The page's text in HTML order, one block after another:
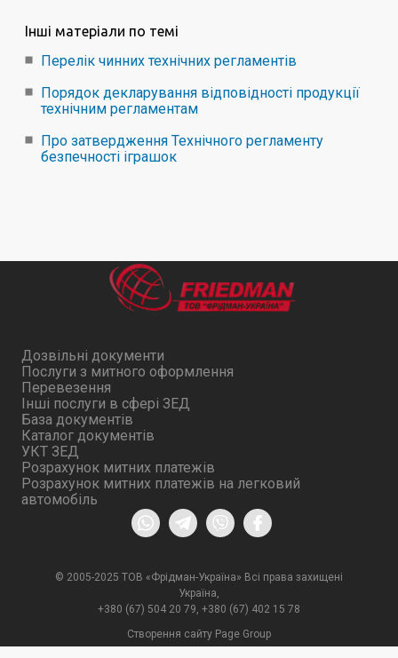
Інші матеріали по темі
Перелік чинних технічних регламентів
Порядок декларування відповідності продукції
технічним регламентам
Про затвердження Технiчного регламенту
безпечностi iграшок
Дозвільні документи
Послуги з митного оформлення
Перевезення
Інші послуги в сфері ЗЕД
База документів
Каталог документів
УКТ ЗЕД
Розрахунок митних платежів
Розрахунок митних платежів на легковий
автомобіль
© 2005-2025 ТОВ «Фрідман-Україна» Всі права захищені
Україна,
+380 (67) 504 20 79, +380 (67) 402 15 78
Створення сайту Page Group